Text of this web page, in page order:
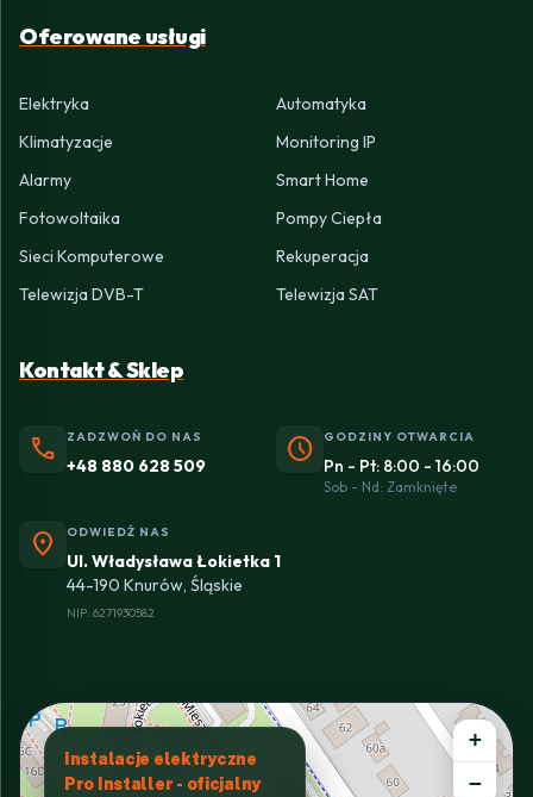
Oferowane usługi
Elektryka
Automatyka
Klimatyzacje
Monitoring IP
Alarmy
Smart Home
Fotowoltaika
Pompy Ciepła
Sieci Komputerowe
Rekuperacja
Telewizja DVB-T
Telewizja SAT
Kontakt & Sklep
phone ZADZWOŃ DO NAS
+48 880 628 509 schedule GODZINY OTWARCIA
Pn - Pt: 8:00 - 16:00
Sob - Nd: Zamknięte
location_on ODWIEDŹ NAS
Ul. Władysława Łokietka 1
44-190 Knurów, Śląskie
NIP: 6271930582
Instalacje elektryczne
Pro Installer - oficjalny
+
−